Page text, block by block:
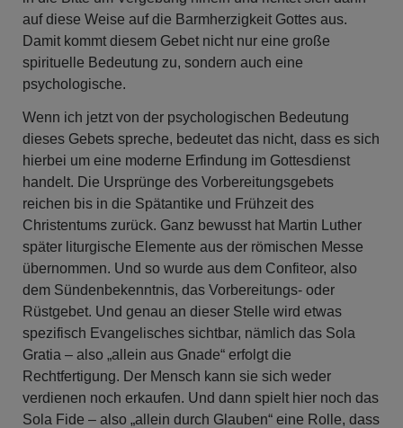
auf diese Weise auf die Barmherzigkeit Gottes aus.
Damit kommt diesem Gebet nicht nur eine große
spirituelle Bedeutung zu, sondern auch eine
psychologische.
Wenn ich jetzt von der psychologischen Bedeutung
dieses Gebets spreche, bedeutet das nicht, dass es sich
hierbei um eine moderne Erfindung im Gottesdienst
handelt. Die Ursprünge des Vorbereitungsgebets
reichen bis in die Spätantike und Frühzeit des
Christentums zurück. Ganz bewusst hat Martin Luther
später liturgische Elemente aus der römischen Messe
übernommen. Und so wurde aus dem Confiteor, also
dem Sündenbekenntnis, das Vorbereitungs- oder
Rüstgebet. Und genau an dieser Stelle wird etwas
spezifisch Evangelisches sichtbar, nämlich das Sola
Gratia – also „allein aus Gnade“ erfolgt die
Rechtfertigung. Der Mensch kann sie sich weder
verdienen noch erkaufen. Und dann spielt hier noch das
Sola Fide – also „allein durch Glauben“ eine Rolle, dass